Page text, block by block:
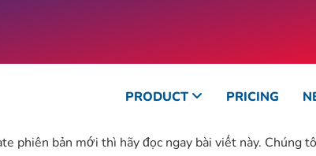
PRODUCT PRICING
phiên bản mới thì hãy đọc ngay bài viết này. Chúng